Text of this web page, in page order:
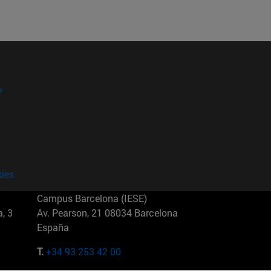
3
Campus Barcelona (IESE)
Av. Pearson, 21 08034 Barcelona
España
T.+34 93 253 42 00